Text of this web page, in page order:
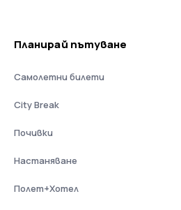
Планирай пътуване
Самолетни билети
City Break
Почивки
Настаняване
Полет+Хотел